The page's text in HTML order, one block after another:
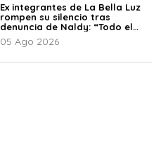
Ex integrantes de La Bella Luz
rompen su silencio tras
denuncia de Naldy: “Todo el
mundo lo sabía”
05 Ago 2026